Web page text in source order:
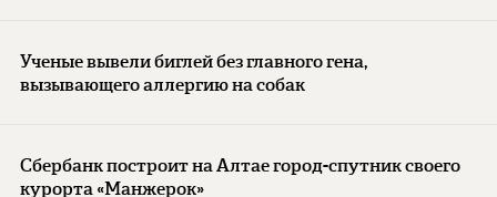
Ученые вывели биглей без главного гена,
вызывающего аллергию на собак
Сбербанк построит на Алтае город-спутник своего
курорта «Манжерок»